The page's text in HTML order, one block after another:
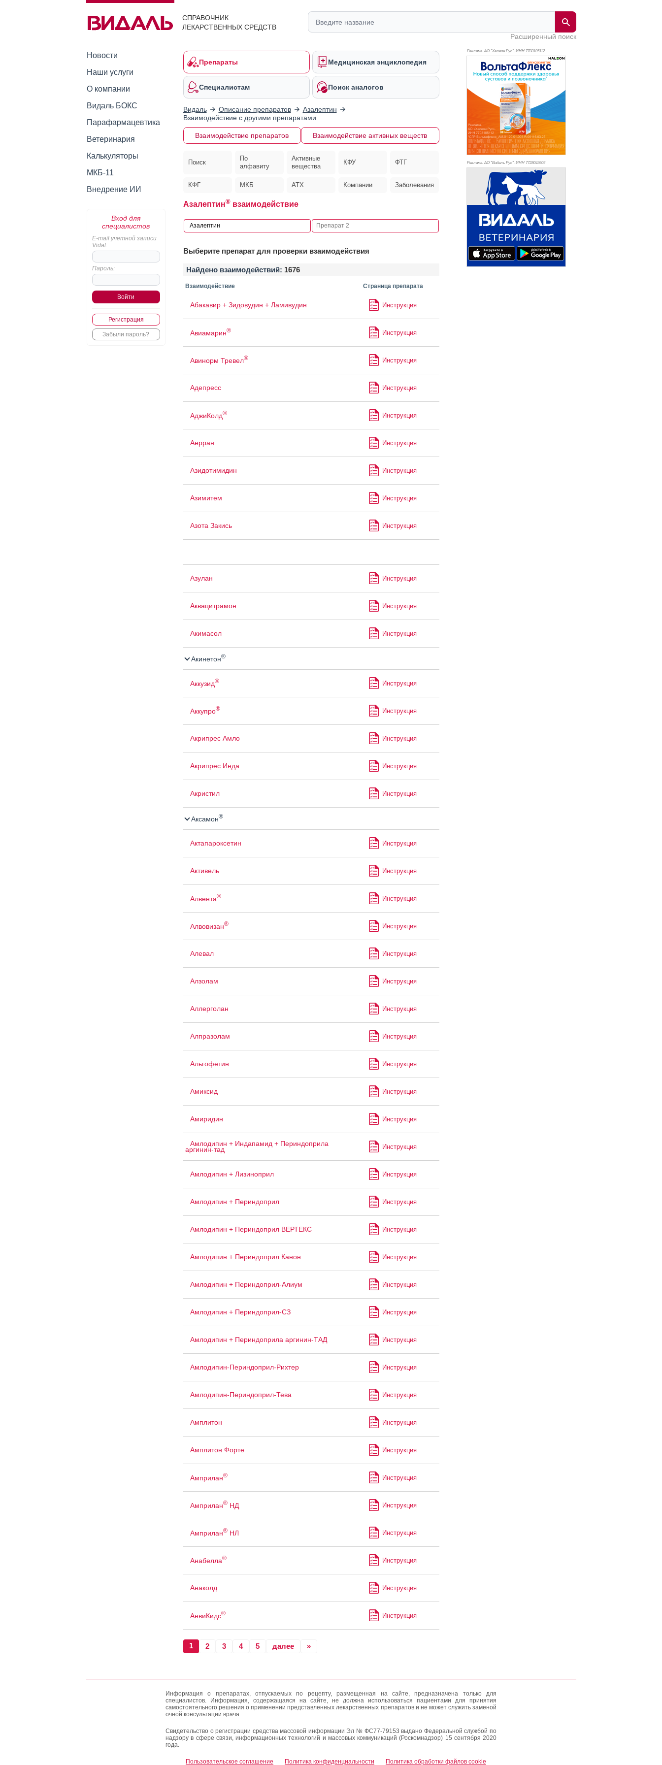
СПРАВОЧНИК
ЛЕКАРСТВЕННЫХ СРЕДСТВ
Расширенный поиск
Новости
Наши услуги
О компании
Видаль БОКС
Парафармацевтика
Ветеринария
Калькуляторы
МКБ-11
Внедрение ИИ
Вход для
специалистов
E-mail учетной записи
Vidal:
Пароль:
Регистрация
Забыли пароль?
Препараты Медицинская энциклопедия
Специалистам Поиск аналогов
Видаль Описание препаратов
Азалептин
Взаимодействие с другими препаратами
Взаимодействие препаратов Взаимодействие активных веществ
Поиск
По
алфавиту
Активные
вещества
КФУ ФТГ
КФГ МКБ АТХ Компании Заболевания
Азалептин®взаимодействие
Выберите препарат для проверки взаимодействия
Найдено взаимодействий: 1676
Взаимодействие Страница препарата
Абакавир + Зидовудин + Ламивудин Инструкция
Авиамарин® Инструкция
Авинорм Тревел® Инструкция
Адепресс Инструкция
АджиКолд® Инструкция
Аерран Инструкция
Азидотимидин Инструкция
Азимитем Инструкция
Азота Закись Инструкция
Азулан Инструкция
Аквацитрамон Инструкция
Акимасол Инструкция
Акинетон®
Аккузид® Инструкция
Аккупро® Инструкция
Акрипрес Амло Инструкция
Акрипрес Инда Инструкция
Акристил Инструкция
Аксамон®
Актапароксетин Инструкция
Активель Инструкция
Алвента® Инструкция
Алвовизан® Инструкция
Алевал Инструкция
Алзолам Инструкция
Аллерголан Инструкция
Алпразолам Инструкция
Альгофетин Инструкция
Амиксид Инструкция
Амиридин Инструкция
Амлодипин + Индапамид + Периндоприла
аргинин-тад Инструкция
Амлодипин + Лизиноприл Инструкция
Амлодипин + Периндоприл Инструкция
Амлодипин + Периндоприл ВЕРТЕКС Инструкция
Амлодипин + Периндоприл Канон Инструкция
Амлодипин + Периндоприл-Алиум Инструкция
Амлодипин + Периндоприл-СЗ Инструкция
Амлодипин + Периндоприла аргинин-ТАД Инструкция
Амлодипин-Периндоприл-Рихтер Инструкция
Амлодипин-Периндоприл-Тева Инструкция
Амплитон Инструкция
Амплитон Форте Инструкция
Амприлан® Инструкция
Амприлан®НД Инструкция
Амприлан®НЛ Инструкция
Анабелла® Инструкция
Анаколд Инструкция
АнвиКидс® Инструкция
1 2 3 4 5 далее »
Реклама. АО "Хелеон Рус", ИНН 7703105112
Реклама. АО "Видаль Рус", ИНН 7728043605
Информация о препаратах, отпускаемых по рецепту, размещенная на сайте, предназначена только для
специалистов. Информация, содержащаяся на сайте, не должна использоваться пациентами для принятия
самостоятельного решения о применении представленных лекарственных препаратов и не может служить заменой
очной консультации врача.
Свидетельство о регистрации средства массовой информации Эл № ФС77-79153 выдано Федеральной службой по
надзору в сфере связи, информационных технологий и массовых коммуникаций (Роскомнадзор) 15 сентября 2020
года.
Пользовательское соглашение Политика конфиденциальности Политика обработки файлов cookie